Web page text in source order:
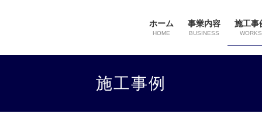
ホーム
HOME
事業内容
BUSINESS
施工事
WORKS
施工事例